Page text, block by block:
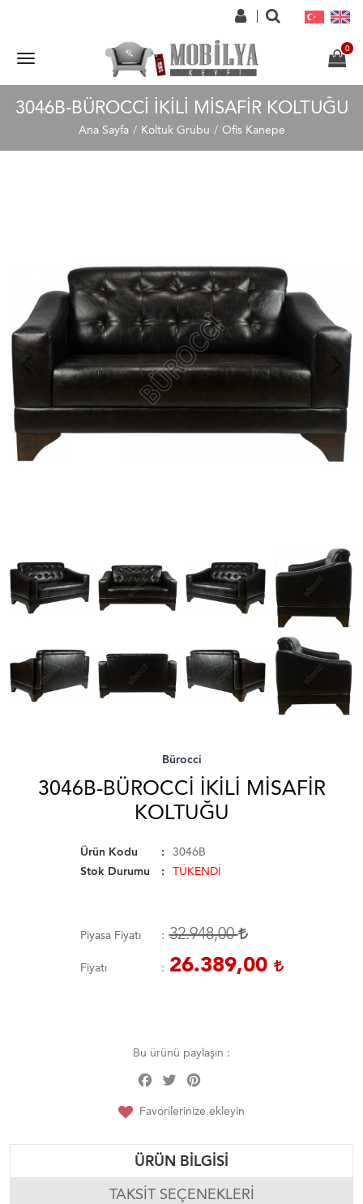
3046B-BÜROCCI İKILI MISAFIR KOLTUĞU
Ana Sayfa Koltuk Grubu Ofis Kanepe
Bürocci
3046B-BÜROCCI İKILI MISAFIR
KOLTUĞU
Ürün Kodu
3046B
Stok Durumu
TÜKENDİ
Piyasa Fiyatı 32.948,00
Fiyatı 26.389,00
Bu ürünü paylaşın :
Facebook
Twitter
Favorilerinize ekleyin
ÜRÜN BILGISI
TAKSIT SEÇENEKLERI